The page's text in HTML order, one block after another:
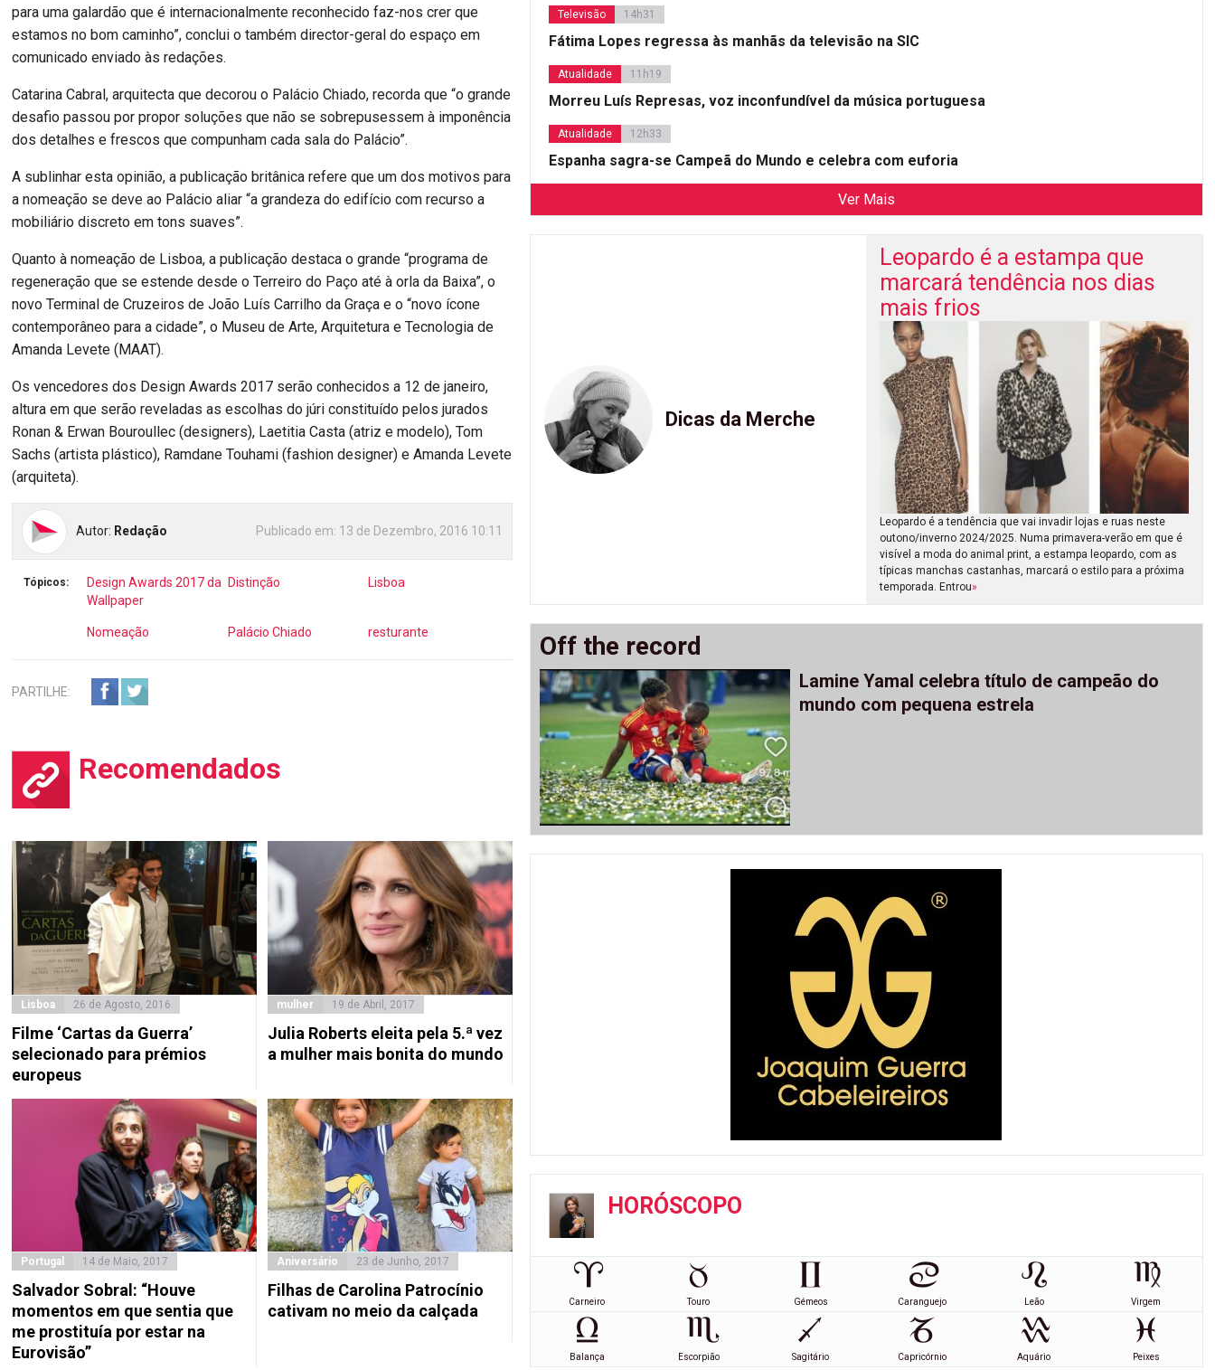
para uma galardão que é internacionalmente reconhecido faz-nos crer que
estamos no bom caminho”, conclui o também director-geral do espaço em
comunicado enviado às redações.
Catarina Cabral, arquitecta que decorou o Palácio Chiado, recorda que “o grande
desafio passou por propor soluções que não se sobrepusessem à imponência
dos detalhes e frescos que compunham cada sala do Palácio”.
A sublinhar esta opinião, a publicação britânica refere que um dos motivos para
a nomeação se deve ao Palácio aliar “a grandeza do edifício com recurso a
mobiliário discreto em tons suaves”.
Quanto à nomeação de Lisboa, a publicação destaca o grande “programa de
regeneração que se estende desde o Terreiro do Paço até à orla da Baixa”, o
novo Terminal de Cruzeiros de João Luís Carrilho da Graça e o “novo ícone
contemporâneo para a cidade”, o Museu de Arte, Arquitetura e Tecnologia de
Amanda Levete (MAAT).
Os vencedores dos Design Awards 2017 serão conhecidos a 12 de janeiro,
altura em que serão reveladas as escolhas do júri constituído pelos jurados
Ronan & Erwan Bouroullec (designers), Laetitia Casta (atriz e modelo), Tom
Sachs (artista plástico), Ramdane Touhami (fashion designer) e Amanda Levete
(arquiteta).
Autor: Redação Publicado em: 13 de Dezembro, 2016 10:11
Tópicos:
Design Awards 2017 da
Wallpaper
Distinção Lisboa
Nomeação Palácio Chiado resturante
PARTILHE:
Recomendados
Lisboa 26 de Agosto, 2016
Filme ‘Cartas da Guerra’
selecionado para prémios
europeus
mulher 19 de Abril, 2017
Julia Roberts eleita pela 5.ª vez
a mulher mais bonita do mundo
Portugal 14 de Maio, 2017
Salvador Sobral: “Houve
momentos em que sentia que
me prostituía por estar na
Eurovisão”
Aniversário 23 de Junho, 2017
Filhas de Carolina Patrocínio
cativam no meio da calçada
Televisão 14h31
Fátima Lopes regressa às manhãs da televisão na SIC
Atualidade 11h19
Morreu Luís Represas, voz inconfundível da música portuguesa
Atualidade 12h33
Espanha sagra-se Campeã do Mundo e celebra com euforia
Ver Mais
Dicas da Merche
Leopardo é a estampa que
marcará tendência nos dias
mais frios
Leopardo é a tendência que vai invadir lojas e ruas neste
outono/inverno 2024/2025. Numa primavera-verão em que é
visível a moda do animal print, a estampa leopardo, com as
típicas manchas castanhas, marcará o estilo para a próxima
temporada. Entrou»
Off the record
Lamine Yamal celebra título de campeão do
mundo com pequena estrela
HORÓSCOPO
Carneiro Touro Gémeos Caranguejo Leão Virgem
Balança Escorpião Sagitário Capricórnio Aquário Peixes